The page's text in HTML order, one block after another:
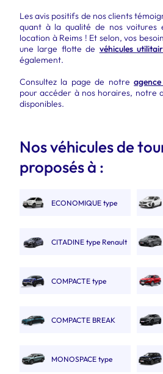
Les avis positifs de nos clients
quant à la qualité de nos
location à Reims ! Et selon, vos
une large flotte de véhicules
également.
Consultez la page de notre
pour accéder à nos horaires, notre
disponibles.
Nos véhicules de
proposés à :
ECONOMIQUE type
CITADINE type Renault
COMPACTE type
COMPACTE BREAK
MONOSPACE type